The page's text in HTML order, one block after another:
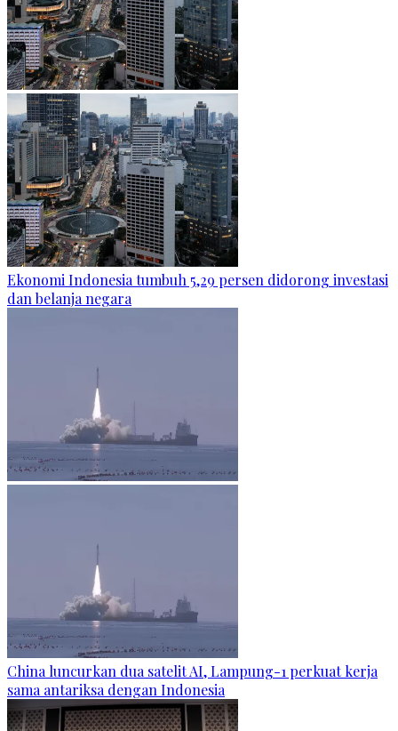
Ekonomi Indonesia tumbuh 5,29 persen didorong investasi
dan belanja negara
China luncurkan dua satelit AI, Lampung-1 perkuat kerja
sama antariksa dengan Indonesia